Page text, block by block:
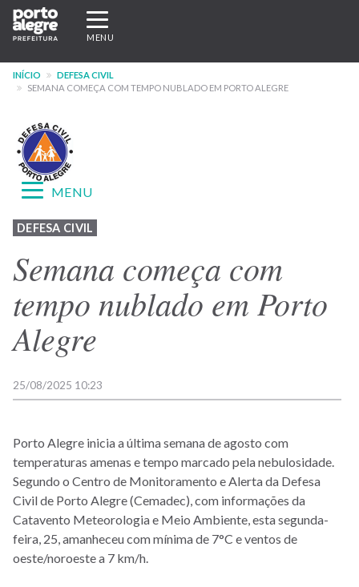
Pular
para
conteúdo
principal
Expandir/recolher
navegação
MENU
INÍCIO
DEFESA CIVIL
SEMANA COMEÇA COM TEMPO NUBLADO EM PORTO ALEGRE
Menu
-
site
Defesa
Civil
Expandir/recolher
MENU
DEFESA CIVIL
Semana começa com
tempo nublado em Porto
Alegre
25/08/2025 10:23
Porto Alegre inicia a última semana de agosto com
temperaturas amenas e tempo marcado pela nebulosidade.
Segundo o Centro de Monitoramento e Alerta da Defesa
Civil de Porto Alegre (Cemadec), com informações da
Catavento Meteorologia e Meio Ambiente, esta segunda-
feira, 25, amanheceu com mínima de 7°C e ventos de
oeste/noroeste a 7 km/h.